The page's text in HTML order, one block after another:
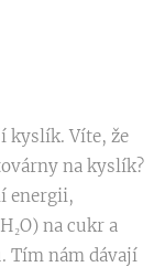
kyslík. Víte, že
na kyslík?
energii,
na cukr a
Tím nám dávají